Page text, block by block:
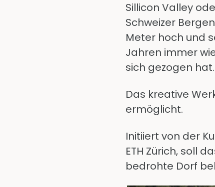
Sillicon Valley
Schweizer
Meter hoch und
Jahren immer
sich gezogen hat.
Das kreative
ermöglicht.
Initiiert von der
ETH Zürich, soll
bedrohte Dorf